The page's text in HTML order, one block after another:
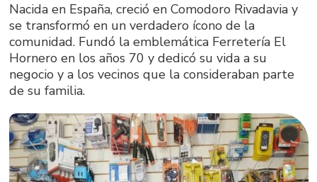
Nacida en España, creció en Comodoro Rivadavia y
se transformó en un verdadero ícono de la
comunidad. Fundó la emblemática Ferretería El
Hornero en los años 70 y dedicó su vida a su
negocio y a los vecinos que la consideraban parte
de su familia.